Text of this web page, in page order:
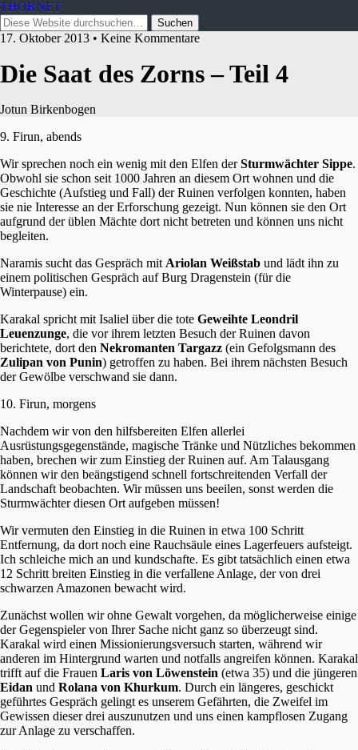
THORNET
17. Oktober 2013 • Keine Kommentare
Die Saat des Zorns – Teil 4
Jotun Birkenbogen
9. Firun, abends
Wir sprechen noch ein wenig mit den Elfen derSturmwächter Sippe.
Obwohl sie schon seit 1000 Jahren an diesem Ort wohnen und die
Geschichte (Aufstieg und Fall) der Ruinen verfolgen konnten, haben
sie nie Interesse an der Erforschung gezeigt. Nun können sie den Ort
aufgrund der üblen Mächte dort nicht betreten und können uns nicht
begleiten.
Naramis sucht das Gespräch mit Ariolan Weißstab und lädt ihn zu
einem politischen Gespräch auf Burg Dragenstein (für die
Winterpause) ein.
Karakal spricht mit Isaliel über die tote Geweihte Leondril
Leuenzunge, die vor ihrem letzten Besuch der Ruinen davon
berichtete, dort den Nekromanten Targazz (ein Gefolgsmann des
Zulipan von Punin) getroffen zu haben. Bei ihrem nächsten Besuch
der Gewölbe verschwand sie dann.
10. Firun, morgens
Nachdem wir von den hilfsbereiten Elfen allerlei
Ausrüstungsgegenstände, magische Tränke und Nützliches bekommen
haben, brechen wir zum Einstieg der Ruinen auf. Am Talausgang
können wir den beängstigend schnell fortschreitenden Verfall der
Landschaft beobachten. Wir müssen uns beeilen, sonst werden die
Sturmwächter diesen Ort aufgeben müssen!
Wir vermuten den Einstieg in die Ruinen in etwa 100 Schritt
Entfernung, da dort noch eine Rauchsäule eines Lagerfeuers aufsteigt.
Ich schleiche mich an und kundschafte. Es gibt tatsächlich einen etwa
12 Schritt breiten Einstieg in die verfallene Anlage, der von drei
schwarzen Amazonen bewacht wird.
Zunächst wollen wir ohne Gewalt vorgehen, da möglicherweise einige
der Gegenspieler von Ihrer Sache nicht ganz so überzeugt sind.
Karakal wird einen Missionierungsversuch starten, während wir
anderen im Hintergrund warten und notfalls angreifen können. Karakal
trifft auf die Frauen Laris von Löwenstein (etwa 35) und die jüngeren
Eidan und Rolana von Khurkum. Durch ein längeres, geschickt
geführtes Gespräch gelingt es unserem Gefährten, die Zweifel im
Gewissen dieser drei auszunutzen und uns einen kampflosen Zugang
zur Anlage zu verschaffen.